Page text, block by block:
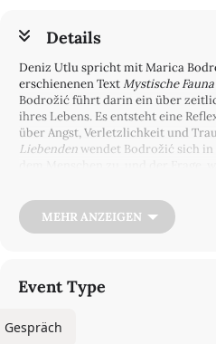
Details
Deniz Utlu spricht mit Marica
erschienenen TextMystische
Bodrožić führt darin ein über
ihres Lebens. Es entsteht eine
über Angst, Verletzlichkeit und
Liebendenwendet Bodrožić sich in
Denken gelangen kann.
MEHR ANZEIGEN
Event Type
Gespräch